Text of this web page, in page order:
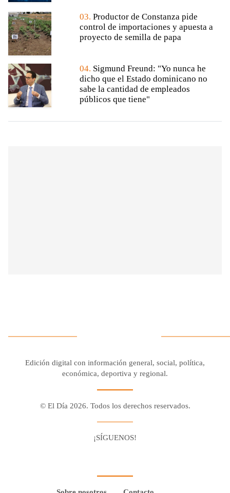
03. Productor de Constanza pide
control de importaciones y apuesta a
proyecto de semilla de papa
04. Sigmund Freund: "Yo nunca he
dicho que el Estado dominicano no
sabe la cantidad de empleados
públicos que tiene"
Edición digital con información general, social, política,
económica, deportiva y regional.
© El Día 2026. Todos los derechos reservados.
¡SÍGUENOS!